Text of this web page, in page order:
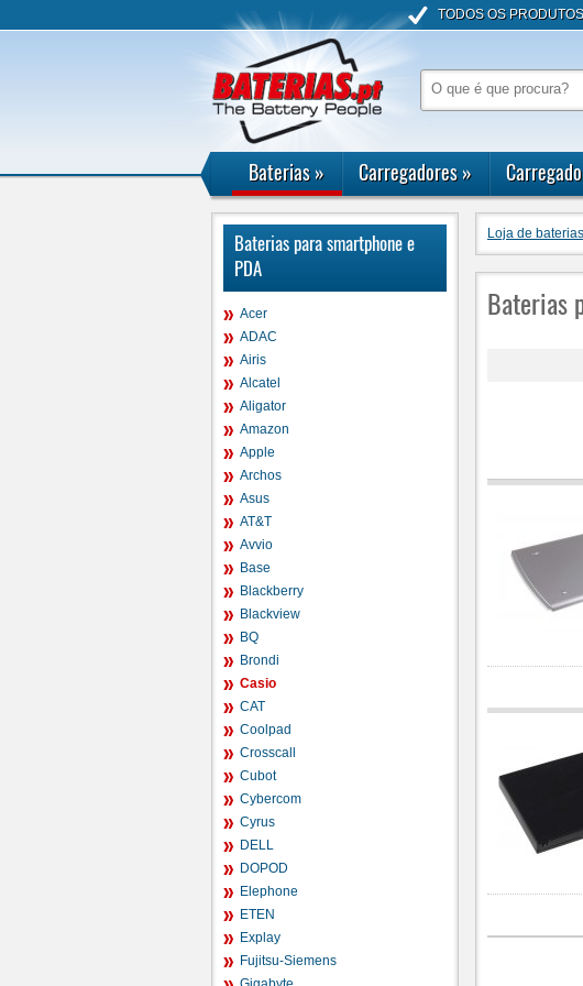
TODOS OS
Baterias» Carregadores»
Baterias para smartphone e
PDA
Acer
ADAC
Airis
Alcatel
Aligator
Amazon
Apple
Archos
Asus
AT&T
Avvio
Base
Blackberry
Blackview
BQ
Brondi
Casio
CAT
Coolpad
Crosscall
Cubot
Cybercom
Cyrus
DELL
DOPOD
Elephone
ETEN
Explay
Fujitsu-Siemens
Loja de baterias
Baterias